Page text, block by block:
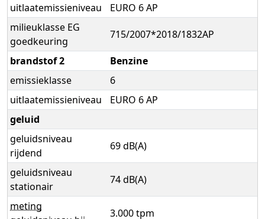
uitlaatemissieniveau
EURO 6 AP
milieuklasse EG
goedkeuring
715/2007*2018/1832AP
brandstof 2
Benzine
emissieklasse
6
uitlaatemissieniveau
EURO 6 AP
geluid
geluidsniveau
rijdend
69 dB(A)
geluidsniveau
stationair
74 dB(A)
meting
3.000 tpm